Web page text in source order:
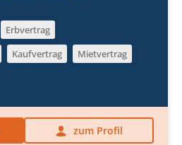
Erbvertrag
Kaufvertrag
Mietvertrag
zum Profil